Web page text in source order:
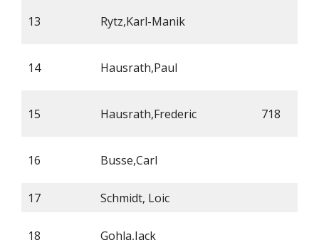
13 Rytz,Karl-Manik
14 Hausrath,Paul
15 Hausrath,Frederic 718
16 Busse,Carl
17 Schmidt, Loic
18 Gohla,Jack